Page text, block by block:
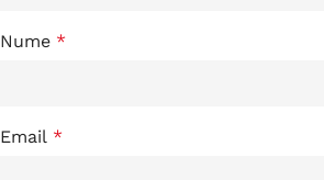
Nume *
Email *